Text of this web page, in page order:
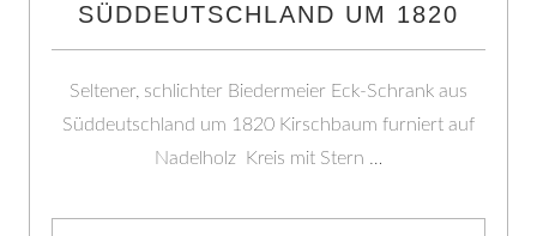
SÜDDEUTSCHLAND UM 1820
Seltener, schlichter Biedermeier Eck-Schrank aus
Süddeutschland um 1820 Kirschbaum furniert auf
Nadelholz Kreis mit Stern …